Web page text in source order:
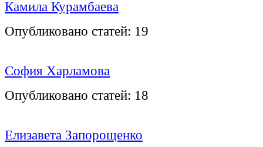
Камила Курамбаева
Опубликовано статей: 19
София Харламова
Опубликовано статей: 18
Елизавета Запорощенко